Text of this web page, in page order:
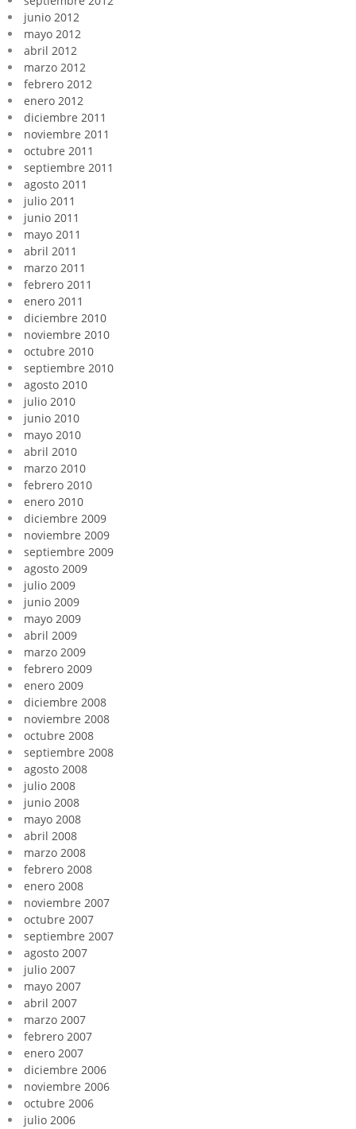
junio 2012
mayo 2012
abril 2012
marzo 2012
febrero 2012
enero 2012
diciembre 2011
noviembre 2011
octubre 2011
septiembre 2011
agosto 2011
julio 2011
junio 2011
mayo 2011
abril 2011
marzo 2011
febrero 2011
enero 2011
diciembre 2010
noviembre 2010
octubre 2010
septiembre 2010
agosto 2010
julio 2010
junio 2010
mayo 2010
abril 2010
marzo 2010
febrero 2010
enero 2010
diciembre 2009
noviembre 2009
septiembre 2009
agosto 2009
julio 2009
junio 2009
mayo 2009
abril 2009
marzo 2009
febrero 2009
enero 2009
diciembre 2008
noviembre 2008
octubre 2008
septiembre 2008
agosto 2008
julio 2008
junio 2008
mayo 2008
abril 2008
marzo 2008
febrero 2008
enero 2008
noviembre 2007
octubre 2007
septiembre 2007
agosto 2007
julio 2007
mayo 2007
abril 2007
marzo 2007
febrero 2007
enero 2007
diciembre 2006
noviembre 2006
octubre 2006
julio 2006